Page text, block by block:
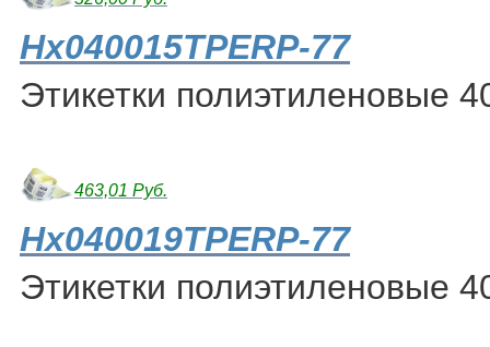
Hx040015TPERP-77
Этикетки полиэтиленовые
463,01 Руб.
Hx040019TPERP-77
Этикетки полиэтиленовые